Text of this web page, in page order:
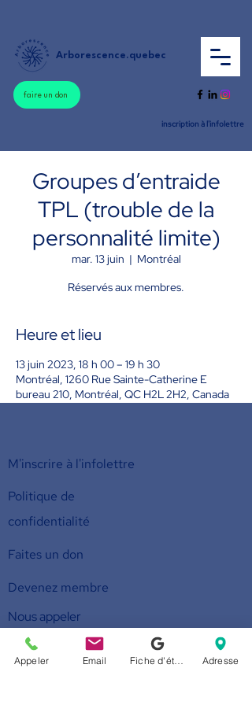
Arborescence.quebec
faire un don
inscription à l'infolettre
Groupes d’entraide
TPL (trouble de la
personnalité limite)
mar. 13 juin
  |
Montréal
Réservés aux membres.
Heure et lieu
13 juin 2023, 18 h 00 – 19 h 30
Montréal, 1260 Rue Sainte-Catherine E
bureau 210, Montréal, QC H2L 2H2, Canada
M'inscrire à l'infolettre
Politique de
confidentialité
Faites un don
Devenez membre
Nous appeler
514-524-7131
Appeler Email Adresse